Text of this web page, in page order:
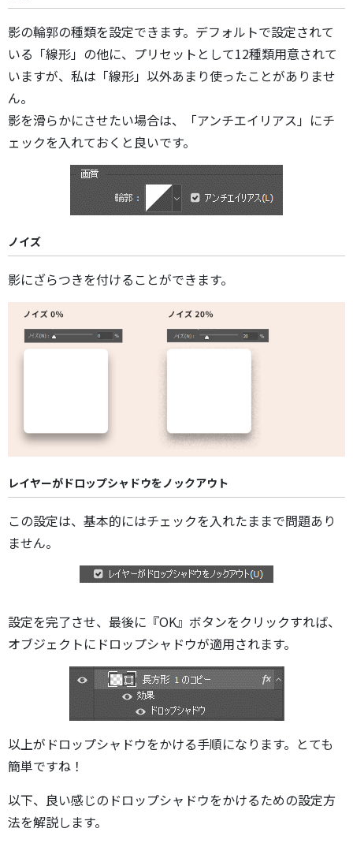
影の輪郭の種類を設定できます。デフォルトで設定されて
いる「線形」の他に、プリセットとして12種類用意されて
いますが、私は「線形」以外あまり使ったことがありませ
ん。
影を滑らかにさせたい場合は、「アンチエイリアス」にチ
ェックを入れておくと良いです。
ノイズ
影にざらつきを付けることができます。
レイヤーがドロップシャドウをノックアウト
この設定は、基本的にはチェックを入れたままで問題あり
ません。
設定を完了させ、最後に『OK』ボタンをクリックすれば、
オブジェクトにドロップシャドウが適用されます。
以上がドロップシャドウをかける手順になります。とても
簡単ですね！
以下、良い感じのドロップシャドウをかけるための設定方
法を解説します。